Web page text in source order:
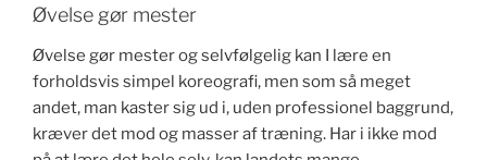
Øvelse gør mester
Øvelse gør mester og selvfølgelig kan I lære en
forholdsvis simpel koreografi, men som så meget
andet, man kaster sig ud i, uden professionel baggrund,
kræver det mod og masser af træning. Har i ikke mod